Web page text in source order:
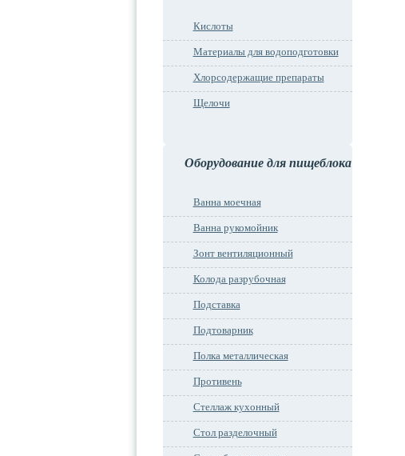
Кислоты
Материалы для водоподготовки
Хлорсодержащие препараты
Щелочи
Оборудование для пищеблока
Ванна моечная
Ванна рукомойник
Зонт вентиляционный
Колода разрубочная
Подставка
Подтоварник
Полка металлическая
Противень
Стеллаж кухонный
Стол разделочный